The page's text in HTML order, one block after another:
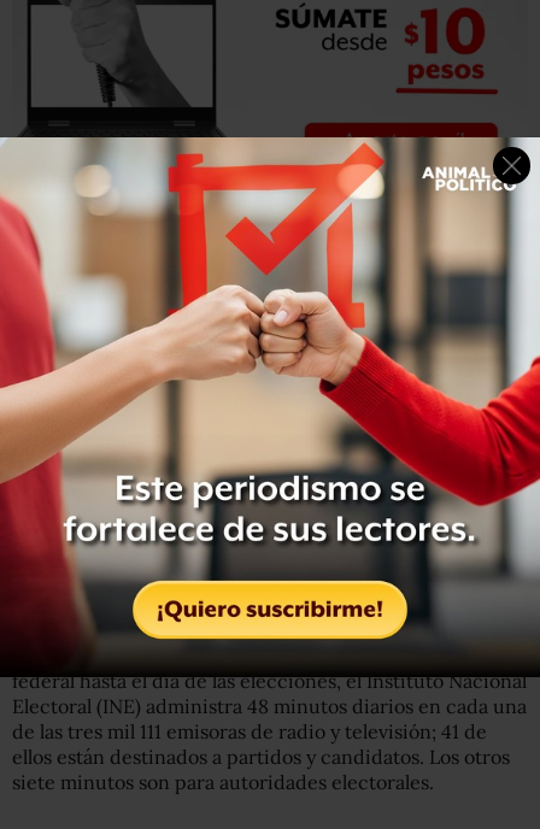
Por ello, el Partido Revolucionario Institucional (PRI), que
obtuvo el mayor número de votos en loscomicios de
2015, con 29.18% de los sufragios, será también el que
tenga derecho a mayor número de spots, 5.7 millones;
mientras que Acción Nacional, que obtuvo 21.01% de la
votación, le fueron asignados 4.3 millones de spots. El
Partido de la Revolución Democrática (PRD) tuvo 10.87%
de la votación y recibió 2.5 millones de spots. Morena, la
cuarta fuerza electoral, obtuvo 8.39% de la elección
tendrá 2.1 millones de spots.
Como los candidatos independientes de diputados,
senadores y presidente no participaron en comicios
anteriores, sólo tienen acceso al 30% que marca la ley.
federal hasta el día de las elecciones, el Instituto Nacional
Electoral (INE) administra 48 minutos diarios en cada una
de las tres mil 111 emisoras de radio y televisión; 41 de
ellos están destinados a partidos y candidatos. Los otros
siete minutos son para autoridades electorales.